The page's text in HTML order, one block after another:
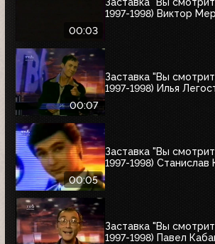
00:03
1997-1998) Виктор
00:07
Заставка "Вы
1997-1998) Илья
00:05
Заставка "Вы
1997-1998) Станислав
Заставка "Вы
1997-1998) Павел